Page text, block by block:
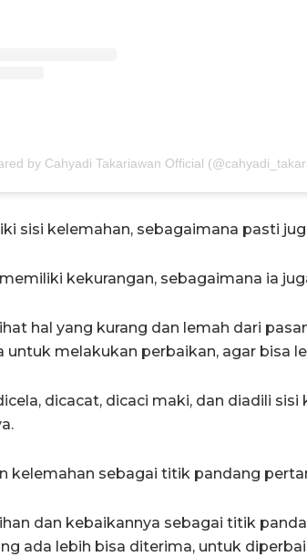
by Cahyadi Takariawan Official
sisi kelemahan, sebagaimana pasti
kekurangan, sebagaimana ia
hal yang kurang dan lemah dari
untuk melakukan perbaikan, agar bisa
dicacat, dicaci maki, dan diadili sisi
kelemahan sebagai titik pandang
dan kebaikannya sebagai titik
ada lebih bisa diterima, untuk